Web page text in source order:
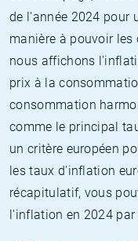
de l'année 2024 pour
manière à pouvoir les
nous affichons
prix à la
consommation
comme le principal
un critère européen
les taux d'inflation
récapitulatif, vous
l'inflation en 2024 par